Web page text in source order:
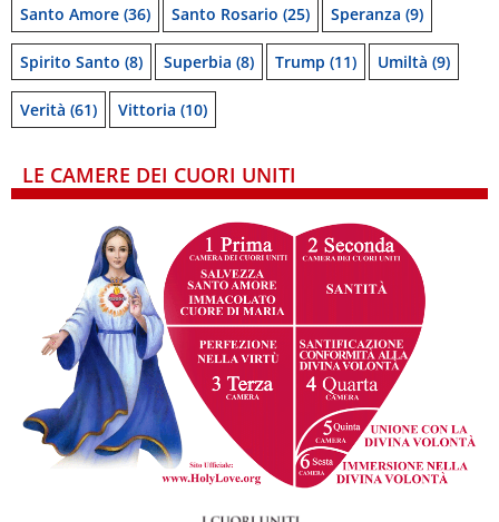
Santo Amore (36) Santo Rosario (25) Speranza (9)
Spirito Santo (8) Superbia (8) Trump (11) Umiltà (9)
Verità (61) Vittoria (10)
LE CAMERE DEI CUORI UNITI